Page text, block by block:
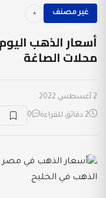
غير مصنف
محلات الصاغة
2 أغسطس 2022
2 دقائق للقراءة 0